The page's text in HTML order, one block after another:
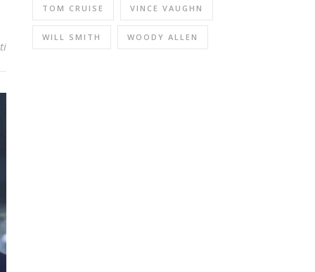
TOM CRUISE VINCE VAUGHN
WILL SMITH WOODY ALLEN